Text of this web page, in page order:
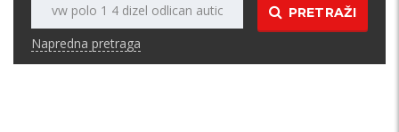
PRETRAŽI
Napredna pretraga